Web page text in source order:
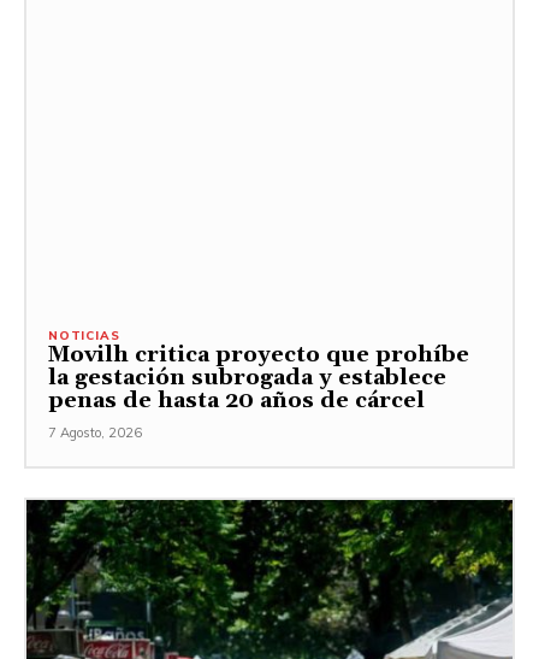
NOTICIAS
Movilh critica proyecto que prohíbe
la gestación subrogada y establece
penas de hasta 20 años de cárcel
7 Agosto, 2026